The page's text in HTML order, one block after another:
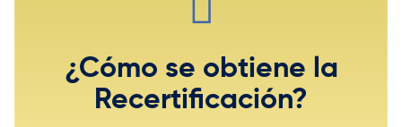
¿Cómo se obtiene la
Recertificación?